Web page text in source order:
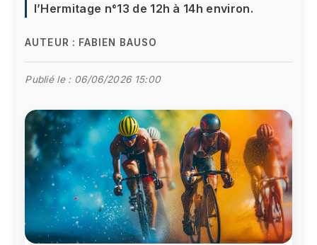
l’Hermitage n°13 de 12h à 14h environ.
AUTEUR : FABIEN BAUSO
Publié le : 06/06/2026 15:00